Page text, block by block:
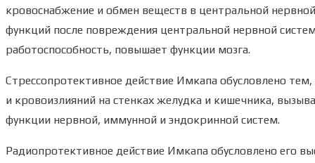
кровоснабжение и обмен веществ в центральной
функций после повреждения центральной нервной
работоспособность, повышает функции мозга.
Стрессопротективное действие Имкапа обусловлено
и кровоизлияний на стенках желудка и кишечника,
функции нервной, иммунной и эндокринной систем.
Радиопротективное действие Имкапа обусловлено его